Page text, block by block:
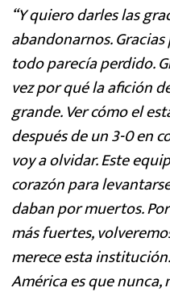
“Y quiero darles las
abandonarnos.
todo parecía perdido.
vez por qué la afición
grande. Ver cómo el
después de un 3-0 en
voy a olvidar. Este
corazón para
daban por muertos.
más fuertes,
merece esta
América es que nunca,